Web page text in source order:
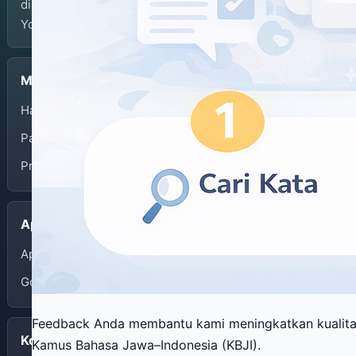
Feedback Anda membantu kami meningkatkan
Kamus Bahasa Jawa–Indonesia (KBJI).
dikelola oleh Balai Bahasa Provinsi Daerah Istimewa
Yogyakarta.
Menu
Halaman Depan
Panduan Penggunaan
Privacy Policy
Aplikasi
App Store
Google Play
Kontak